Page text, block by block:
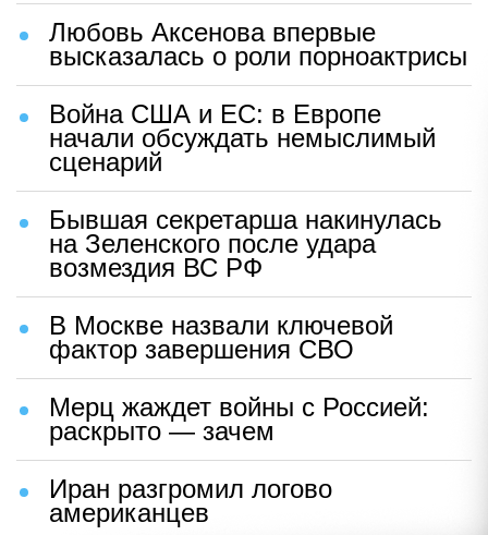
Любовь Аксенова впервые
высказалась о роли порноактрисы
Война США и ЕС: в Европе
начали обсуждать немыслимый
сценарий
Бывшая секретарша накинулась
на Зеленского после удара
возмездия ВС РФ
В Москве назвали ключевой
фактор завершения СВО
Мерц жаждет войны с Россией:
раскрыто — зачем
Иран разгромил логово
американцев